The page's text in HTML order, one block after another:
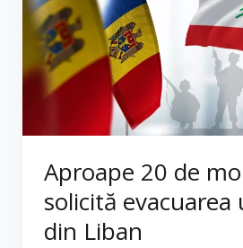
Aproape 20 de
solicită evacuarea
din Liban